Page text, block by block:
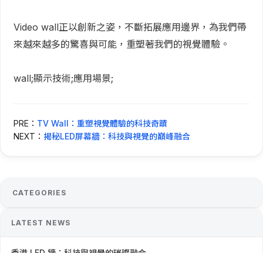
Video wall正以創新之姿，不斷拓展應用邊界，為我們帶
來越來越多的驚喜與可能，重塑著我們的視覺體驗。
wall;顯示技術;應用場景;
PRE： TV Wall：重塑視覺體驗的科技奇蹟
NEXT： 揭秘LED屏幕牆：科技與視覺的巔峰融合
CATEGORIES
LATEST NEWS